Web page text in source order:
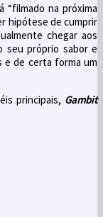
“filmado na próxima
hipótese de cumprir
chegar aos
seu próprio sabor e
e de certa forma um
principais, Gambit